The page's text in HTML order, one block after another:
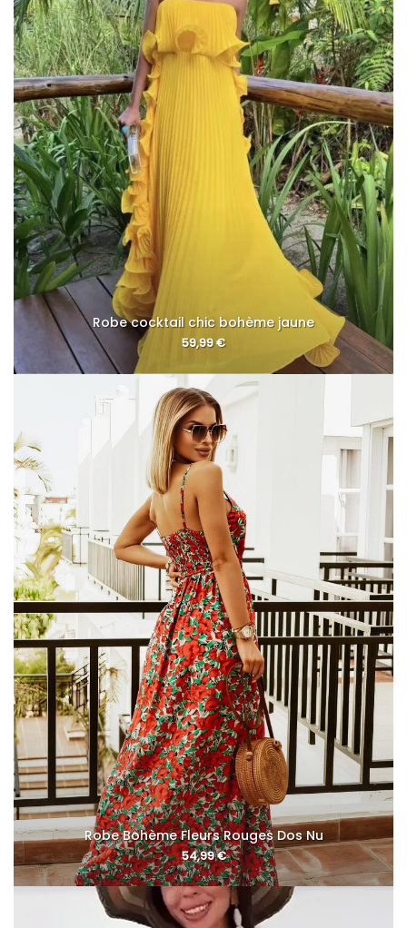
Robe cocktail chic bohème jaune
59,99€
Robe Bohème Fleurs Rouges Dos Nu
54,99€